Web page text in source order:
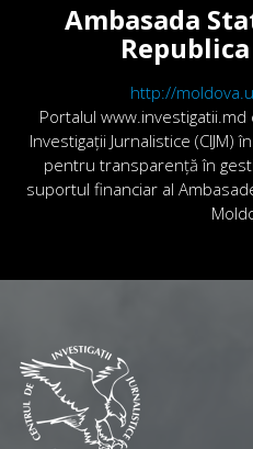
Ambasada
http://
Portalul
Investigații Jurnalistice (CIJM)
pentru transparență în
suportul financiar al